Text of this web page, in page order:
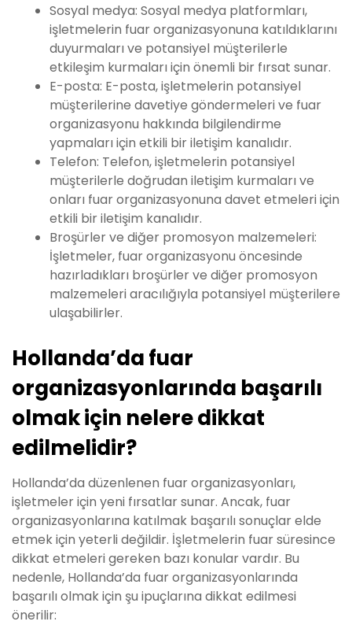
Sosyal medya: Sosyal medya platformları,
işletmelerin fuar organizasyonuna katıldıklarını
duyurmaları ve potansiyel müşterilerle
etkileşim kurmaları için önemli bir fırsat sunar.
E-posta: E-posta, işletmelerin potansiyel
müşterilerine davetiye göndermeleri ve fuar
organizasyonu hakkında bilgilendirme
yapmaları için etkili bir iletişim kanalıdır.
Telefon: Telefon, işletmelerin potansiyel
müşterilerle doğrudan iletişim kurmaları ve
onları fuar organizasyonuna davet etmeleri için
etkili bir iletişim kanalıdır.
Broşürler ve diğer promosyon malzemeleri:
İşletmeler, fuar organizasyonu öncesinde
hazırladıkları broşürler ve diğer promosyon
malzemeleri aracılığıyla potansiyel müşterilere
ulaşabilirler.
Hollanda’da fuar
organizasyonlarında başarılı
olmak için nelere dikkat
edilmelidir?
Hollanda’da düzenlenen fuar organizasyonları,
işletmeler için yeni fırsatlar sunar. Ancak, fuar
organizasyonlarına katılmak başarılı sonuçlar elde
etmek için yeterli değildir. İşletmelerin fuar süresince
dikkat etmeleri gereken bazı konular vardır. Bu
nedenle, Hollanda’da fuar organizasyonlarında
başarılı olmak için şu ipuçlarına dikkat edilmesi
önerilir: